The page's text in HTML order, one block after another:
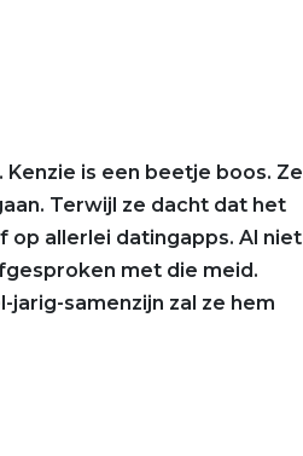
is een beetje boos. Ze
Terwijl ze dacht dat het
op allerlei datingapps. Al niet
met die meid.
jarig-samenzijn zal ze hem